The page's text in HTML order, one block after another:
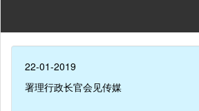
22-01-2019
署理行政长官会见传媒